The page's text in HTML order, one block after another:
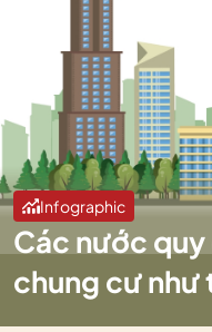
Infographic
Các nước quy
chung cư như